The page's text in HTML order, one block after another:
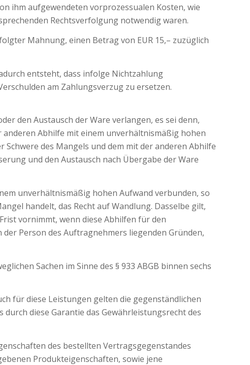
ihm aufgewendeten vorprozessualen Kosten, wie
Rechtsverfolgung notwendig waren.
Mahnung, einen Betrag von EUR 15,– zuzüglich
entsteht, dass infolge Nichtzahlung
am Zahlungsverzug zu ersetzen.
den Austausch der Ware verlangen, es sei denn,
Abhilfe mit einem unverhältnismäßig hohen
des Mangels und dem mit der anderen Abhilfe
und den Austausch nach Übergabe der Ware
unverhältnismäßig hohen Aufwand verbunden, so
handelt, das Recht auf Wandlung. Dasselbe gilt,
vornimmt, wenn diese Abhilfen für den
Person des Auftragnehmers liegenden Gründen,
Sachen im Sinne des § 933 ABGB binnen sechs
für diese Leistungen gelten die gegenständlichen
diese Garantie das Gewährleistungsrecht des
des bestellten Vertragsgegenstandes
Produkteigenschaften, sowie jene